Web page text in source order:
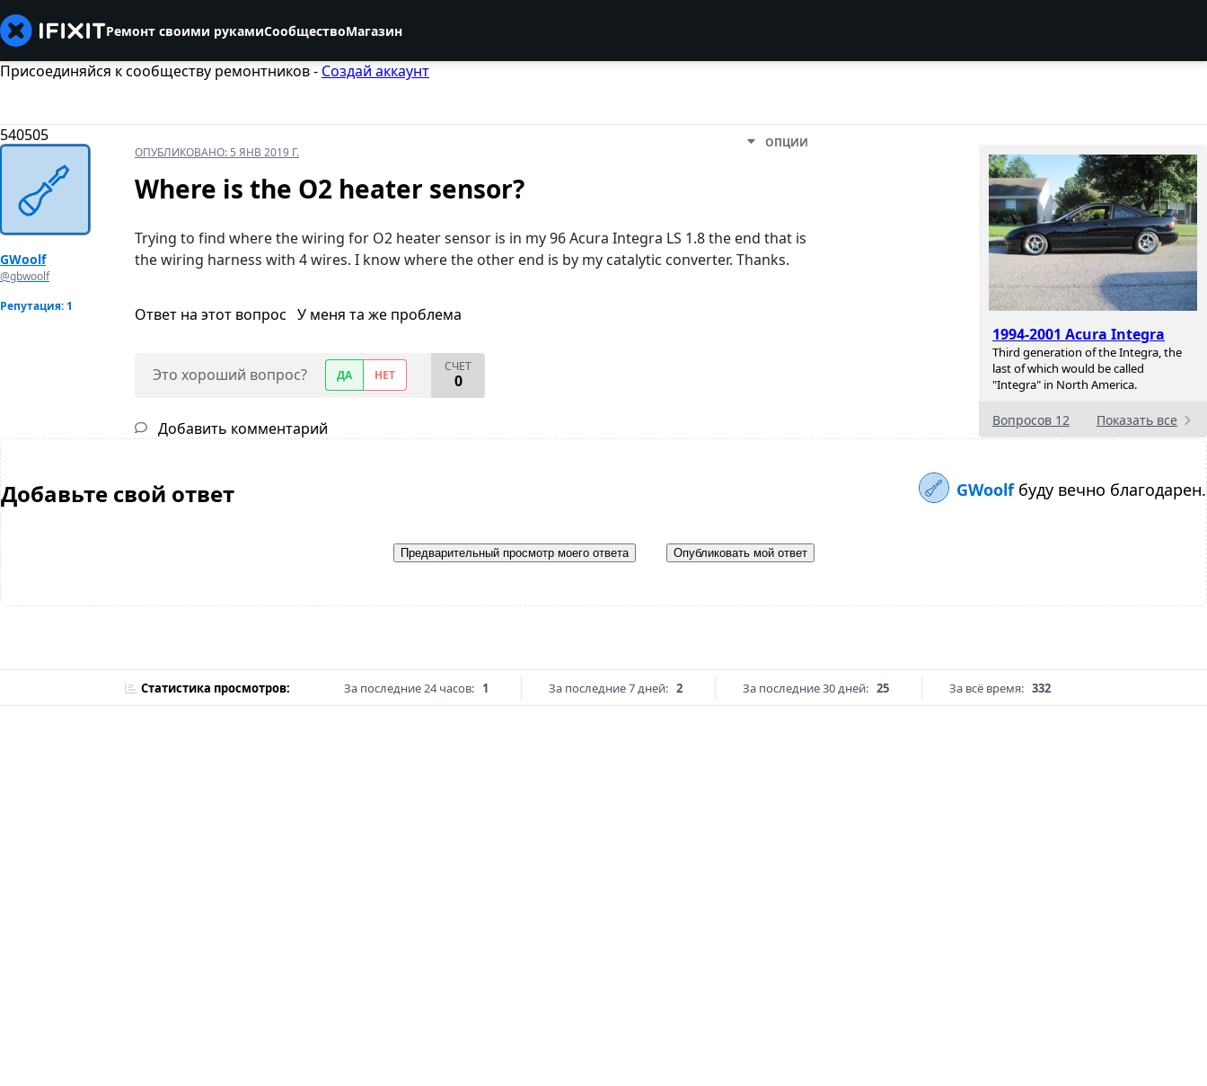
Ремонт своими рукамиСообществоМагазин
Присоединяйся к сообществу ремонтников - Создай аккаунт
540505
1994-2001 Acura Integra
Third generation of the Integra, the
last of which would be called
"Integra" in North America.
Вопросов 12 Показать все
GWoolf
@gbwoolf
Репутация: 1
ОПУБЛИКОВАНО: 5 ЯНВ 2019 Г.
ОПЦИИ
Where is the O2 heater sensor?
Trying to find where the wiring for O2 heater sensor is in my 96 Acura Integra LS 1.8 the end that is
the wiring harness with 4 wires. I know where the other end is by my catalytic converter. Thanks.
Ответ на этот вопрос У меня та же проблема
Это хороший вопрос? ДА НЕТ
СЧЕТ
0
Добавить комментарий
Добавьте свой ответ GWoolf буду вечно благодарен.
Предварительный просмотр моего ответа Опубликовать мой ответ
Статистика просмотров: За последние 24 часов: 1 За последние 7 дней: 2 За последние 30 дней: 25 За всё время: 332